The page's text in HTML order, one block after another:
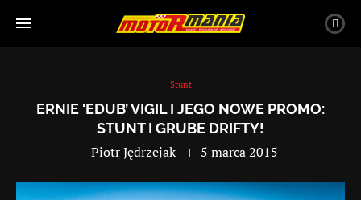
Stunt
ERNIE 'EDUB’ VIGIL I JEGO NOWE PROMO:
STUNT I GRUBE DRIFTY!
-Piotr Jędrzejak 5 marca 2015